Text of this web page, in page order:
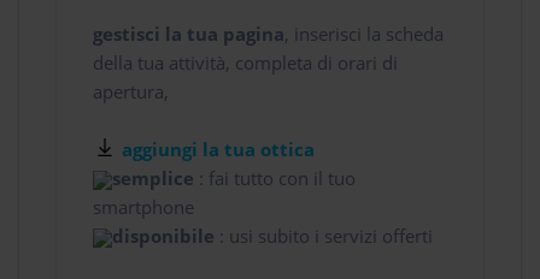
gestisci la tua pagina, inserisci la scheda
della tua attività, completa di orari di
apertura,
aggiungi la tua ottica
semplice : fai tutto con il tuo
smartphone
disponibile : usi subito i servizi offerti